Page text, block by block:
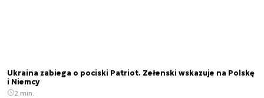
Ukraina zabiega o pociski Patriot. Zełenski wskazuje na Polskę
i Niemcy
2 min.